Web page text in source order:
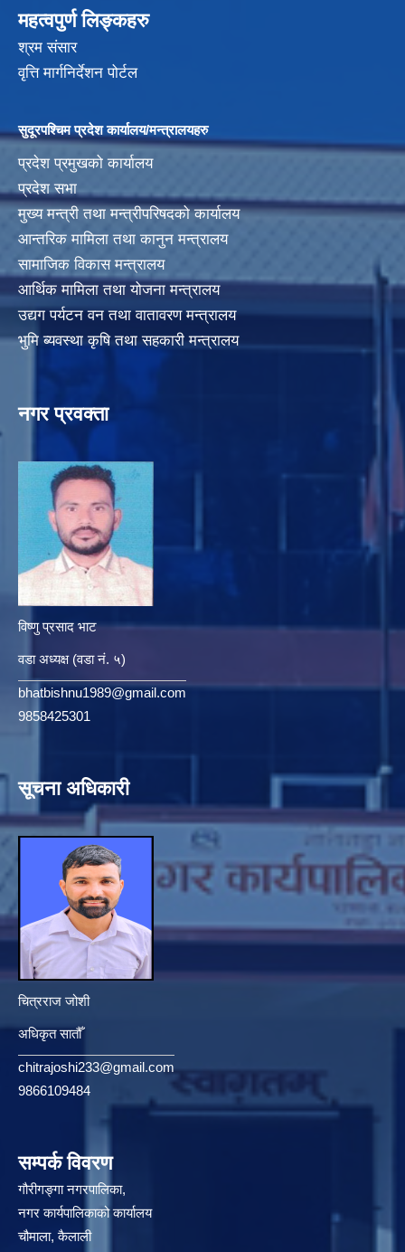
महत्वपुर्ण लिङ्कहरु
श्रम संसार
वृत्ति मार्गनिर्देशन पोर्टल
सुदूरपश्चिम प्रदेश कार्यालय/मन्त्रालयहरु
प्रदेश प्रमुखको कार्यालय
प्रदेश सभा
मुख्य मन्त्री तथा मन्त्रीपरिषदको कार्यालय
आन्तरिक मामिला तथा कानुन मन्त्रालय
सामाजिक विकास मन्त्रालय
आर्थिक मामिला तथा योजना मन्त्रालय
उद्यग पर्यटन वन तथा वातावरण मन्त्रालय
भुमि ब्यवस्था कृषि तथा सहकारी मन्त्रालय
नगर प्रवक्ता
विष्णु प्रसाद भाट
वडा अध्यक्ष (वडा नं. ५)
bhatbishnu1989@gmail.com
9858425301
सूचना अधिकारी
चित्रराज जोशी
अधिकृत सातौँ
chitrajoshi233@gmail.com
9866109484
सम्पर्क विवरण
गौरीगङ्गा नगरपालिका,
नगर कार्यपालिकाको कार्यालय
चौमाला, कैलाली